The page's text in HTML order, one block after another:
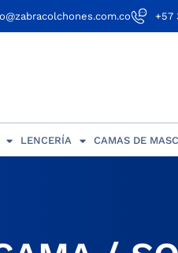
+57
LENCERÍA CAMAS DE